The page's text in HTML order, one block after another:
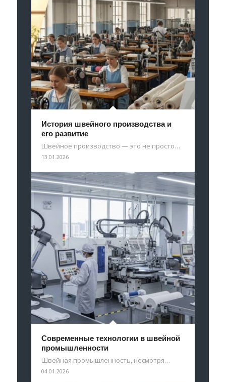
История швейного производства и
его развитие
Швейное производство — это не просто…
13.01.2026
Современные технологии в швейной
промышленности
Швейная промышленность, несмотря…
04.01.2026